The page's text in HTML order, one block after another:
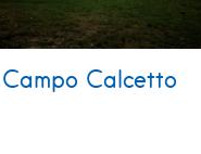
Campo Calcetto